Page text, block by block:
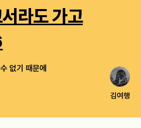
라도 가고
없기 때문에
김여행